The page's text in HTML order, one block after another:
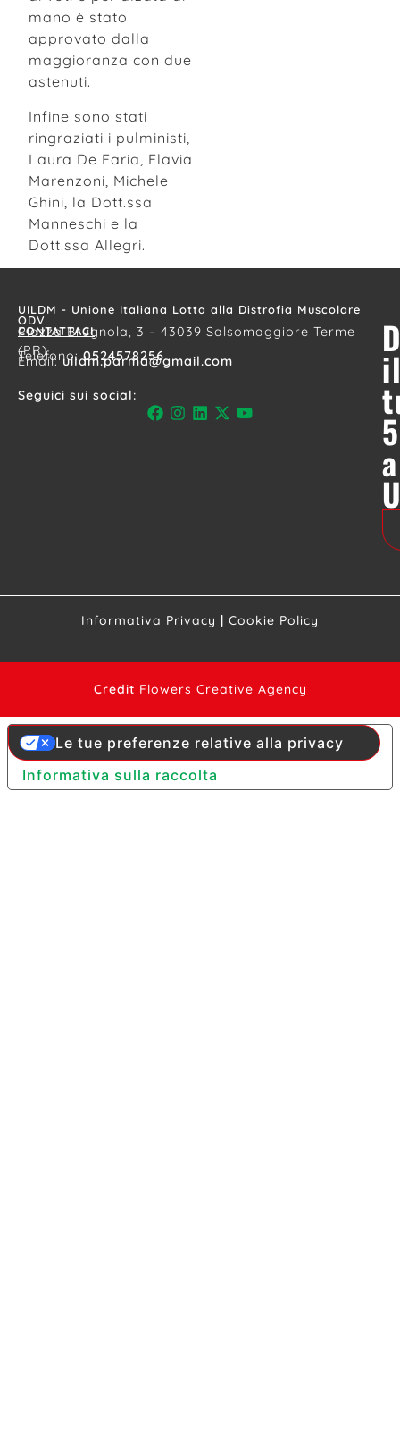
mano è stato
approvato dalla
maggioranza con due
astenuti.
Infine sono stati
ringraziati i pulministi,
Laura De Faria, Flavia
Marenzoni, Michele
Ghini, la Dott.ssa
Manneschi e la
Dott.ssa Allegri.
UILDM - Unione Italiana Lotta alla Distrofia Muscolare
ODV
CONTATTACI
Piazza Brugnola, 3 – 43039 Salsomaggiore Terme
(PR)
Telefono:0524578256
Email:uildm.parma@gmail.com
Seguici sui social:
a
Informativa Privacy | Cookie Policy
Credit Flowers Creative Agency
Informativa sulla raccolta
Le tue preferenze relative alla privacy